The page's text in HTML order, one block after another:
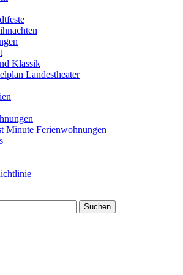
Klassik
Landestheater
Minute Ferienwohnungen